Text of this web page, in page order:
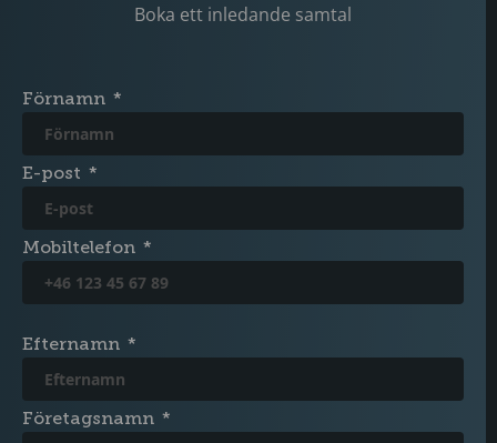
Boka ett inledande samtal
Förnamn
E-post
Mobiltelefon
Efternamn
Företagsnamn